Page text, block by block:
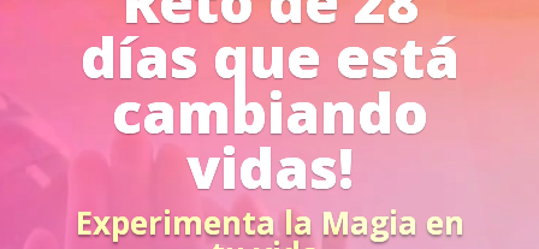
Líderes del
Progreso en
Acción